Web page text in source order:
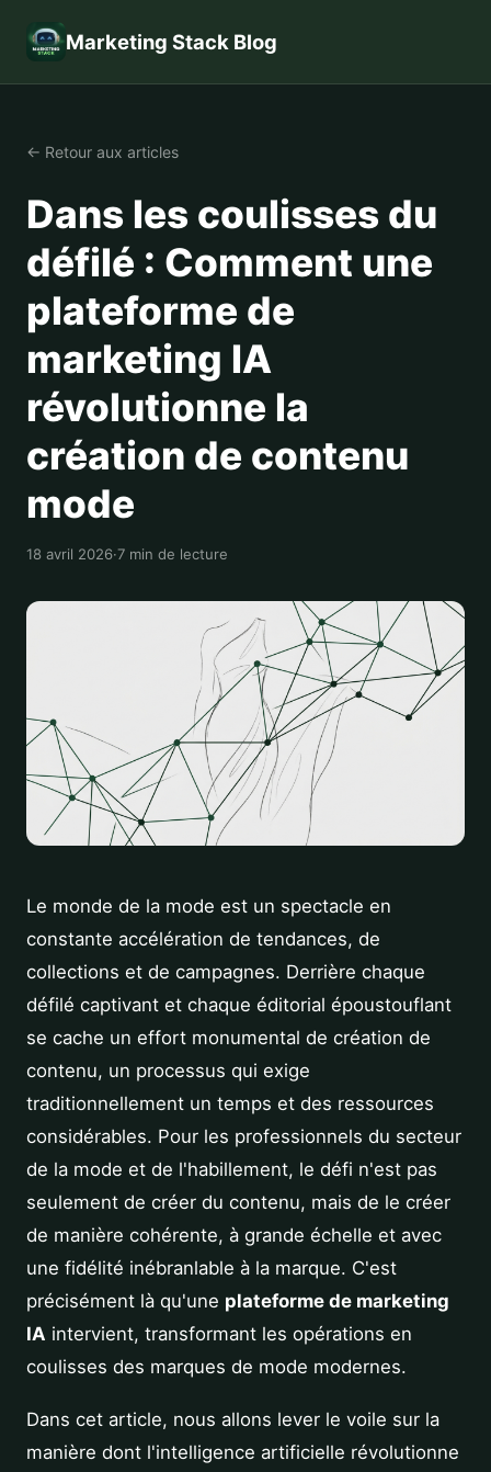
Marketing Stack Blog
← Retour aux articles
Dans les coulisses du
défilé : Comment une
plateforme de
marketing IA
révolutionne la
création de contenu
mode
18 avril 2026·7 min de lecture
Le monde de la mode est un spectacle en
constante accélération de tendances, de
collections et de campagnes. Derrière chaque
défilé captivant et chaque éditorial époustouflant
se cache un effort monumental de création de
contenu, un processus qui exige
traditionnellement un temps et des ressources
considérables. Pour les professionnels du secteur
de la mode et de l'habillement, le défi n'est pas
seulement de créer du contenu, mais de le créer
de manière cohérente, à grande échelle et avec
une fidélité inébranlable à la marque. C'est
précisément là qu'une plateforme de marketing
IA intervient, transformant les opérations en
coulisses des marques de mode modernes.
Dans cet article, nous allons lever le voile sur la
manière dont l'intelligence artificielle révolutionne